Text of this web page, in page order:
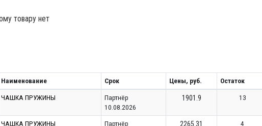
товару нет
Наименование Срок Цены, руб. Остаток
ЧАШКА ПРУЖИНЫ
Партнёр
10.08.2026
1901.9 13
ЧАШКА ПРУЖИНЫ
Партнёр
2265.31 4